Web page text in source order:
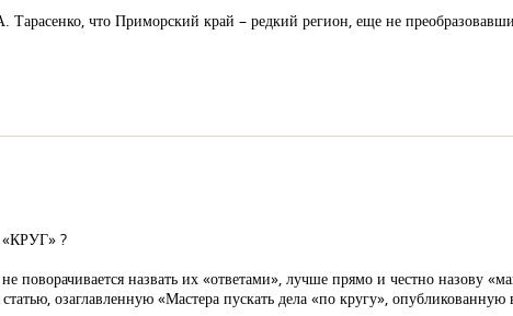
Тарасенко, что Приморский край – редкий регион, еще не
?
поворачивается назвать их «ответами», лучше прямо и честно назову
озаглавленную «Мастера пускать дела «по кругу»,